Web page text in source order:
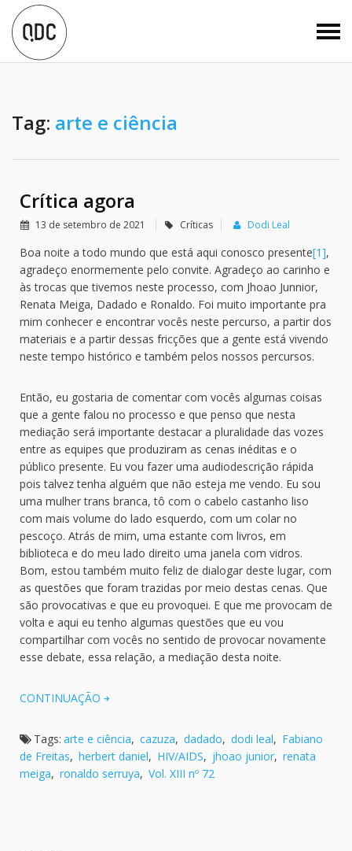
Tag: arte e ciência
Crítica agora
13 de setembro de 2021 Críticas Dodi Leal
Boa noite a todo mundo que está aqui conosco presente[1],
agradeço enormemente pelo convite. Agradeço ao carinho e
às trocas que tivemos neste processo, com Jhoao Junnior,
Renata Meiga, Dadado e Ronaldo. Foi muito importante pra
mim conhecer e encontrar vocês neste percurso, a partir dos
materiais e a partir dessas fricções que a gente está vivendo
neste tempo histórico e também pelos nossos percursos.
Então, eu gostaria de comentar com vocês algumas coisas
que a gente falou no processo e que penso que nesta
mediação será importante destacar a pluralidade das vozes
entre as equipes que produziram as cenas inéditas e o
público presente. Eu vou fazer uma audiodescrição rápida
pois talvez tenha alguém que não esteja me vendo. Eu sou
uma mulher trans branca, tô com o cabelo castanho liso
com mais volume do lado esquerdo, com um colar no
pescoço. Atrás de mim, uma estante com livros, em
biblioteca e do meu lado direito uma janela com vidros.
Bom, estou também muito feliz de dialogar deste lugar, com
as questões que foram trazidas por meio destas cenas. Que
são provocativas e que eu provoquei. E que me provocam de
volta e aqui eu tenho algumas questões que eu vou
compartilhar com vocês no sentido de provocar novamente
esse debate, essa relação, a mediação desta noite.
CONTINUAÇÃO
Tags: arte e ciência, cazuza, dadado, dodi leal, Fabiano
de Freitas, herbert daniel, HIV/AIDS, jhoao junior, renata
meiga, ronaldo serruya, Vol. XIII nº 72